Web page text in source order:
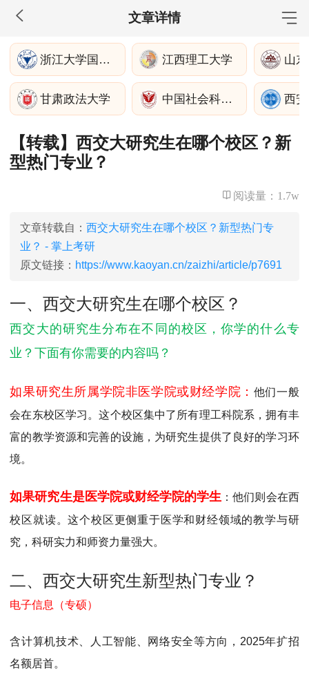
文章详情
MBA工商管理
院校库 考试报名 招生政策 学制学费
报名流程
考试真题
报考经验 招生简章
MEM工程管理
院校库 考试报名
MPA公共管理
院校库 考试报名
MPAcc会计专硕
考试真题
报考经验 招生简章
MTA旅游管理
浙江大学国际联合商学院 江西理工大学 山
甘肃政法大学 中国社会科学院大学 西
【转载】西交大研究生在哪个校区？新
型热门专业？
阅读量： 1.7w
文章转载自： 西交大研究生在哪个校区？新型热门专
业？ - 掌上考研
原文链接： https://www.kaoyan.cn/zaizhi/article/p7691
一、西交大研究生在哪个校区？
西交大的研究生分布在不同的校区，你学的什么专
业？下面有你需要的内容吗？
如果研究生所属学院非医学院或财经学院： 他们一般
会在东校区学习。这个校区集中了所有理工科院系，拥有丰
富的教学资源和完善的设施，为研究生提供了良好的学习环
境。
如果研究生是医学院或财经学院的学生 ：他们则会在西
校区就读。这个校区更侧重于医学和财经领域的教学与研
究，科研实力和师资力量强大。
二、西交大研究生新型热门专业？
电子信息（专硕）
含计算机技术、人工智能、网络安全等方向，2025年扩招
名额居首。